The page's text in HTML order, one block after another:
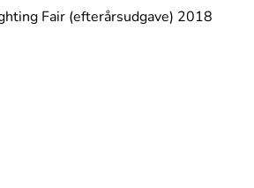
Fair (efterårsudgave) 2018